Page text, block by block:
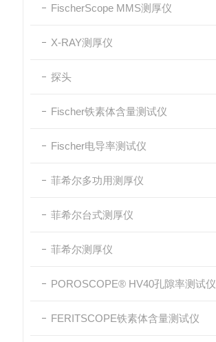
FischerScope MMS测厚仪
X-RAY测厚仪
探头
Fischer铁素体含量测试仪
Fischer电导率测试仪
菲希尔多功用测厚仪
菲希尔台式测厚仪
菲希尔测厚仪
POROSCOPE® HV40孔隙率测试仪
FERITSCOPE铁素体含量测试仪